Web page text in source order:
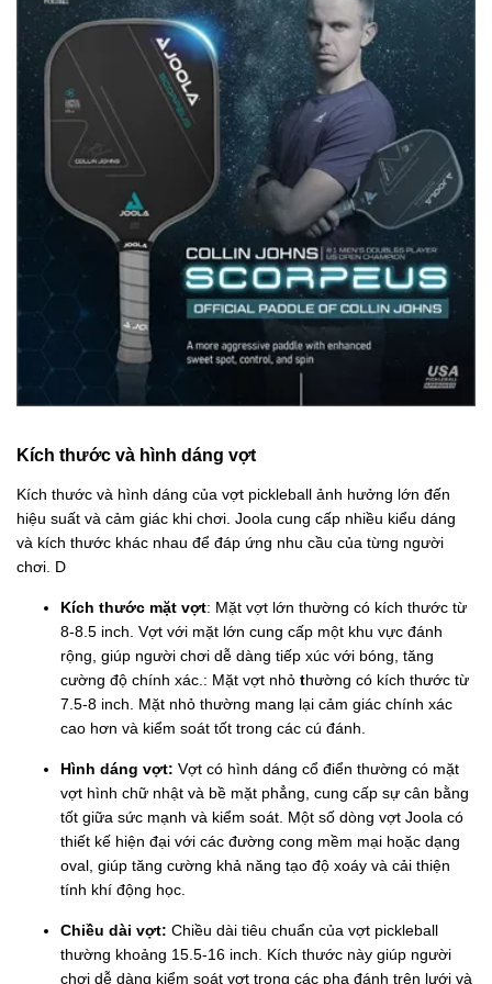
Kích thước và hình dáng vợt
Kích thước và hình dáng của vợt pickleball ảnh hưởng lớn đến
hiệu suất và cảm giác khi chơi. Joola cung cấp nhiều kiểu dáng
và kích thước khác nhau để đáp ứng nhu cầu của từng người
chơi. D
Kích thước mặt vợt: Mặt vợt lớn thường có kích thước từ
8-8.5 inch. Vợt với mặt lớn cung cấp một khu vực đánh
rộng, giúp người chơi dễ dàng tiếp xúc với bóng, tăng
cường độ chính xác.: Mặt vợt nhỏ thường có kích thước từ
7.5-8 inch. Mặt nhỏ thường mang lại cảm giác chính xác
cao hơn và kiểm soát tốt trong các cú đánh.
Hình dáng vợt: Vợt có hình dáng cổ điển thường có mặt
vợt hình chữ nhật và bề mặt phẳng, cung cấp sự cân bằng
tốt giữa sức mạnh và kiểm soát. Một số dòng vợt Joola có
thiết kế hiện đại với các đường cong mềm mại hoặc dạng
oval, giúp tăng cường khả năng tạo độ xoáy và cải thiện
tính khí động học.
Chiều dài vợt: Chiều dài tiêu chuẩn của vợt pickleball
thường khoảng 15.5-16 inch. Kích thước này giúp người
chơi dễ dàng kiểm soát vợt trong các pha đánh trên lưới và